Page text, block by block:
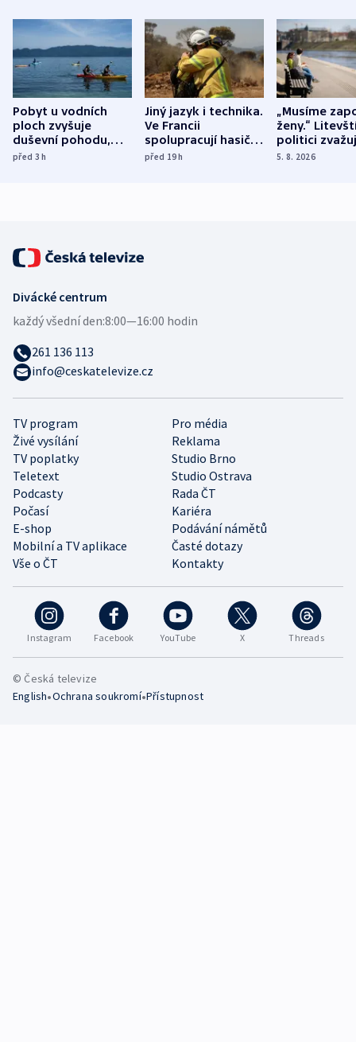
Pobyt u vodních
ploch zvyšuje
duševní pohodu,
ukázala
před 3h
Jiný jazyk i technika.
Ve Francii
spolupracují hasiči z
různých zemí
před 19h
„Musíme
ženy.“
politici
dohodu o
5. 8. 2026
Instagram Facebook YouTube X Threads
TV program
Pro média
Živé vysílání
Reklama
TV poplatky
Studio Brno
Teletext
Studio Ostrava
Podcasty
Rada ČT
Počasí
Kariéra
E-shop
Podávání námětů
Mobilní a TV aplikace
Časté dotazy
Vše o ČT
Kontakty
Divácké centrum
každý všední den:8:00—16:00 hodin
261 136 113
info@ceskatelevize.cz
© Česká televize
English•Ochrana soukromí•Přístupnost